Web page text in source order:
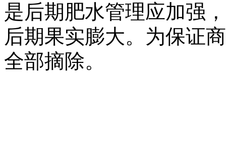
是后期肥水管理应加强
后期果实膨大。为保证
全部摘除。